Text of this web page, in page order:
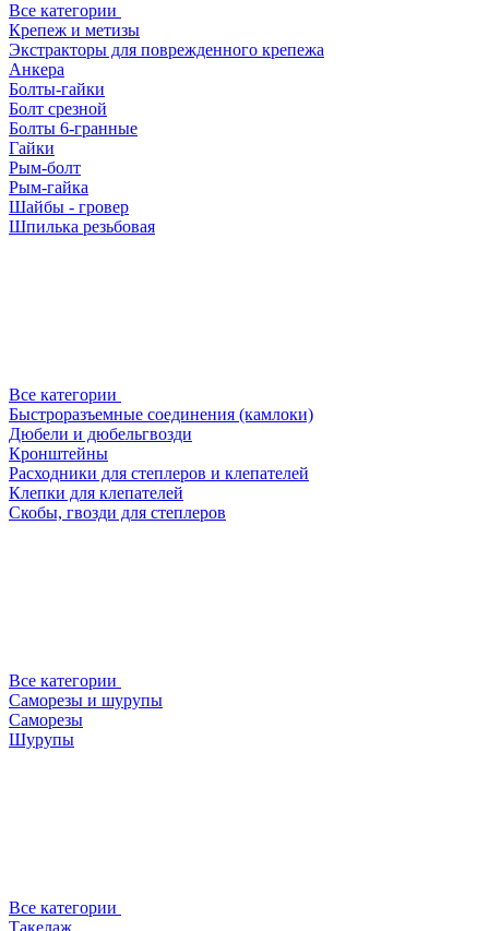
Все категории
Крепеж и метизы
Экстракторы для поврежденного крепежа
Анкера
Болты-гайки
Болт срезной
Болты 6-гранные
Гайки
Рым-болт
Рым-гайка
Шайбы - гровер
Шпилька резьбовая
Все категории
Быстроразъемные соединения (камлоки)
Дюбели и дюбельгвозди
Кронштейны
Расходники для степлеров и клепателей
Клепки для клепателей
Скобы, гвозди для степлеров
Все категории
Саморезы и шурупы
Саморезы
Шурупы
Все категории
Такелаж